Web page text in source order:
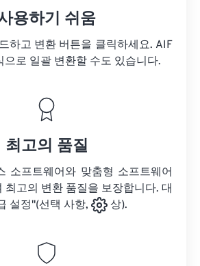
용하기 쉬움
하고 변환 버튼을 클릭하세요. AIF
으로 일괄 변환할 수도 있습니다.
최고의 품질
소프트웨어와 맞춤형 소프트웨어
최고의 변환 품질을 보장합니다. 대
설정"(선택 사항,
상).